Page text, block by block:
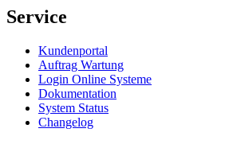
Service
Kundenportal
Auftrag Wartung
Login Online Systeme
Dokumentation
System Status
Changelog